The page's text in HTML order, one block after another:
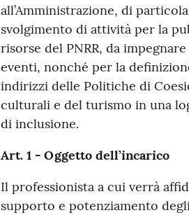
all’Amministrazione, di
svolgimento di attività per la
risorse del PNRR, da
eventi, nonché per la
indirizzi delle Politiche di
culturali e del turismo in una
di inclusione.
Art. 1 - Oggetto dell’incarico
Il professionista a cui verrà
supporto e potenziamento